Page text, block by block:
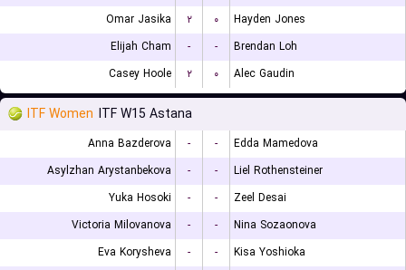
Omar Jasika
۲ ۰
Hayden Jones
Elijah Cham
- -
Brendan Loh
Casey Hoole
۲ ۰ Alec Gaudin
ITF Women ITF W15 Astana
Anna Bazderova - -
Edda Mamedova
Asylzhan Arystanbekova
- -
Liel Rothensteiner
Yuka Hosoki
- -
Zeel Desai
Victoria Milovanova
- -
Nina Sozaonova
Eva Korysheva
- -
Kisa Yoshioka